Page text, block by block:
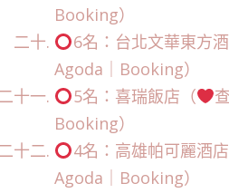
Booking）
6名：台北文華東方
Agoda｜Booking）
5名：喜瑞飯店（
Booking）
4名：高雄帕可麗酒
Agoda｜Booking）